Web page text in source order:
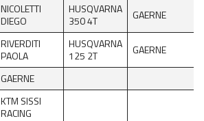
NICOLETTI
DIEGO
HUSQVARNA
350 4T
GAERNE
RIVERDITI
PAOLA
HUSQVARNA
125 2T
GAERNE
GAERNE
KTM SISSI
RACING